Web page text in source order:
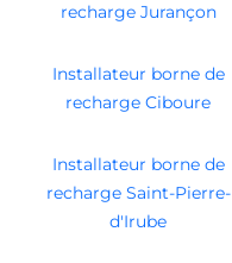
recharge Jurançon
Installateur borne de
recharge Ciboure
Installateur borne de
recharge Saint-Pierre-
d'Irube